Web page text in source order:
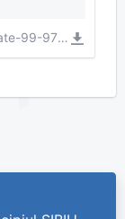
web.pdf